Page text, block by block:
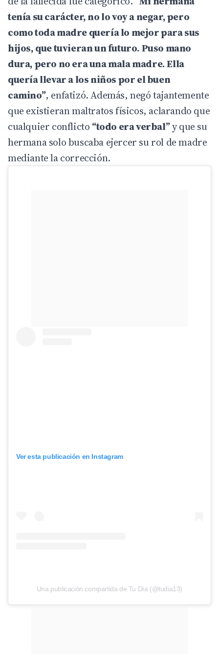
tenía su carácter, no lo voy a negar, pero
como toda madre quería lo mejor para sus
hijos, que tuvieran un futuro. Puso mano
dura, pero no era una mala madre. Ella
quería llevar a los niños por el buen
camino”, enfatizó. Además, negó tajantemente
que existieran maltratos físicos, aclarando que
cualquier conflicto “todo era verbal”y que su
hermana solo buscaba ejercer su rol de madre
mediante la corrección.
Ver esta publicación en Instagram
Una publicación compartida de Tu Día (@tudia13)